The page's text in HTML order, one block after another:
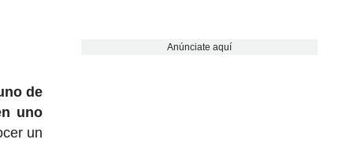
de
uno
un
Anúnciate aquí